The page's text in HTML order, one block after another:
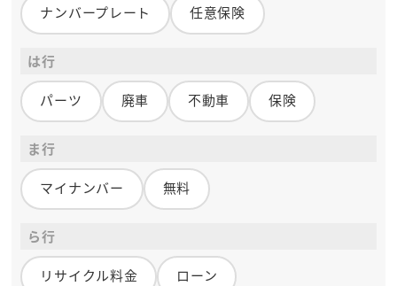
ナンバープレート 任意保険
は行
パーツ 廃車 不動車 保険
ま行
マイナンバー 無料
ら行
リサイクル料金 ローン